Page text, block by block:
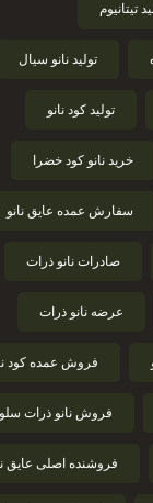
تیتانیوم
تولید نانو سیال
تولید کود نانو
خرید نانو کود خضرا
سفارش عمده عایق نانو
صادرات نانو ذرات
عرضه نانو ذرات
فروش عمده کود
فروش نانو ذرات
فروشنده اصلی عایق